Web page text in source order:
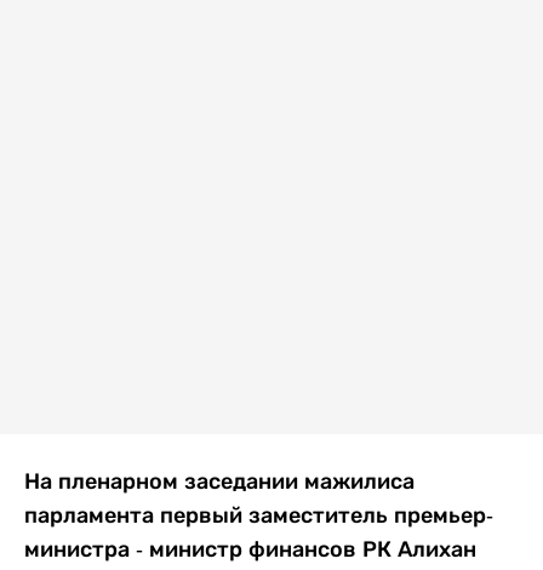
На пленарном заседании мажилиса
парламента первый заместитель премьер-
министра - министр финансов РК Алихан